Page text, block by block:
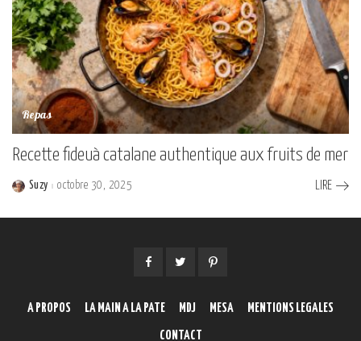
Repas
Recette fideuà catalane authentique aux fruits de mer
Posted
Suzy octobre 30, 2025 LIRE
A PROPOS LA MAIN A LA PATE MDJ MESA MENTIONS LEGALES
CONTACT